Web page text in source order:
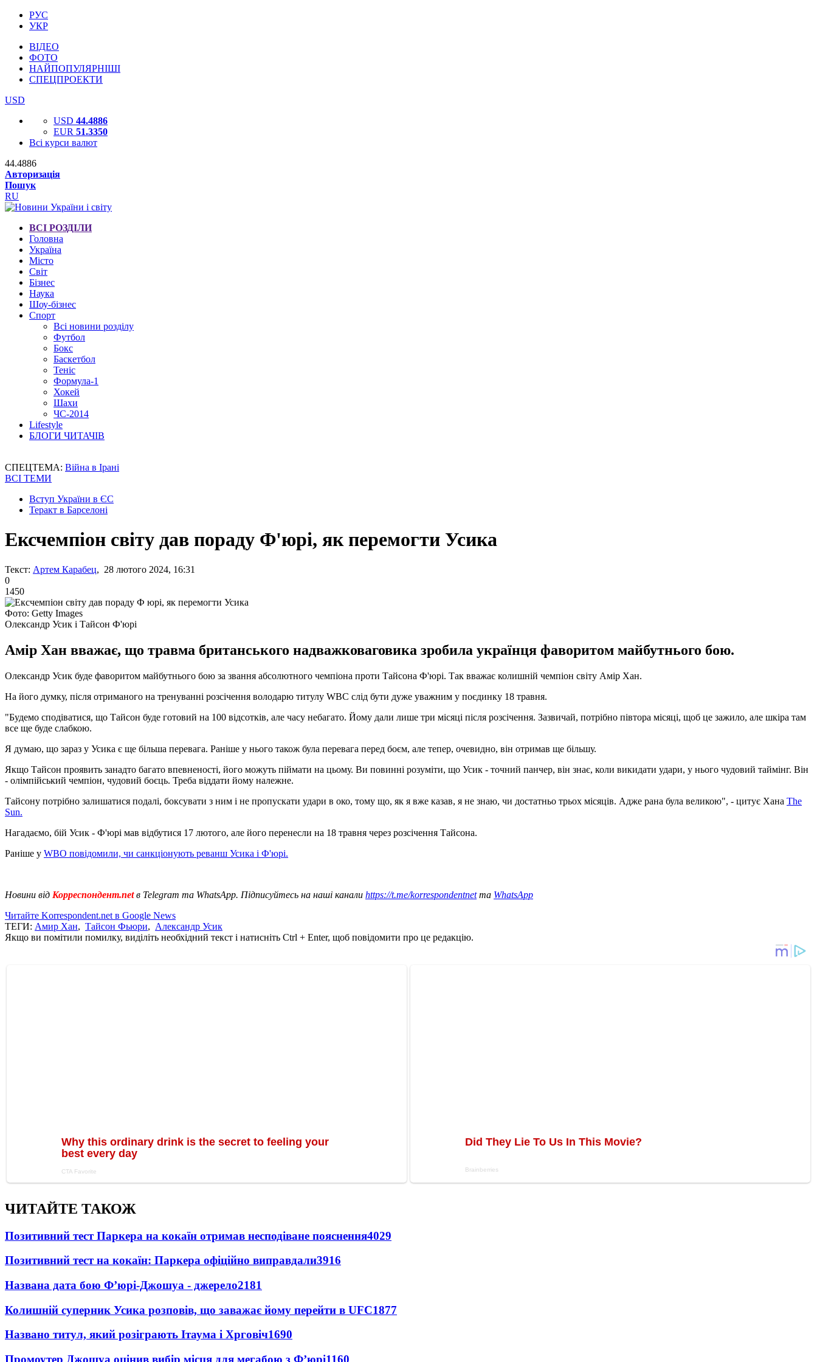
РУС
УКР
ВІДЕО
ФОТО
НАЙПОПУЛЯРНІШІ
СПЕЦПРОЕКТИ
USD
USD 44.4886
EUR 51.3350
Всі курси валют
44.4886
Авторизація
Пошук
RU
ВСІ РОЗДІЛИ
Головна
Україна
Місто
Світ
Бізнес
Наука
Шоу-бізнес
Спорт
Всі новини розділу
Футбол
Бокс
Баскетбол
Теніс
Формула-1
Хокей
Шахи
ЧС-2014
Lifestyle
БЛОГИ ЧИТАЧІВ
СПЕЦТЕМА: Війна в Ірані
ВСІ ТЕМИ
Вступ України в ЄС
Теракт в Барселоні
Ексчемпіон світу дав пораду Ф'юрі, як перемогти Усика
Текст: Артем Карабец, 28 лютого 2024, 16:31
0
1450
Фото: Getty Images
Олександр Усик і Тайсон Ф'юрі
Амір Хан вважає, що травма британського надважковаговика зробила українця фаворитом майбутнього бою.
Олександр Усик буде фаворитом майбутнього бою за звання абсолютного чемпіона проти Тайсона Ф'юрі. Так вважає колишній чемпіон світу Амір Хан.
На його думку, після отриманого на тренуванні розсічення володарю титулу WBC слід бути дуже уважним у поєдинку 18 травня.
"Будемо сподіватися, що Тайсон буде готовий на 100 відсотків, але часу небагато. Йому дали лише три місяці після розсічення. Зазвичай, потрібно півтора місяці, щоб це зажило, але шкіра там
все ще буде слабкою.
Я думаю, що зараз у Усика є ще більша перевага. Раніше у нього також була перевага перед боєм, але тепер, очевидно, він отримав ще більшу.
Якщо Тайсон проявить занадто багато впевненості, його можуть піймати на цьому. Ви повинні розуміти, що Усик - точний панчер, він знає, коли викидати удари, у нього чудовий таймінг. Він
- олімпійський чемпіон, чудовий боєць. Треба віддати йому належне.
Тайсону потрібно залишатися подалі, боксувати з ним і не пропускати удари в око, тому що, як я вже казав, я не знаю, чи достатньо трьох місяців. Адже рана була великою", - цитує Хана The
Sun.
Нагадаємо, бій Усик - Ф'юрі мав відбутися 17 лютого, але його перенесли на 18 травня через розсічення Тайсона.
Раніше у WBO повідомили, чи санкціонують реванш Усика і Ф'юрі.
Новини від Корреспондент.netв Telegram та WhatsApp. Підписуйтесь на наші канали https://t.me/korrespondentnetта WhatsApp
Читайте Korrespondent.net в Google News
ТЕГИ: Амир Хан, Тайсон Фьюри, Александр Усик
Якщо ви помітили помилку, виділіть необхідний текст і натисніть Ctrl + Enter, щоб повідомити про це редакцію.
ЧИТАЙТЕ ТАКОЖ
Позитивний тест Паркера на кокаїн отримав несподіване пояснення4029
Позитивний тест на кокаїн: Паркера офіційно виправдали3916
Названа дата бою Ф’юрі-Джошуа - джерело2181
Колишній суперник Усика розповів, що заважає йому перейти в UFC1877
Названо титул, який розіграють Ітаума і Хрговіч1690
Промоутер Джошуа оцінив вибір місця для мегабою з Ф’юрі1160